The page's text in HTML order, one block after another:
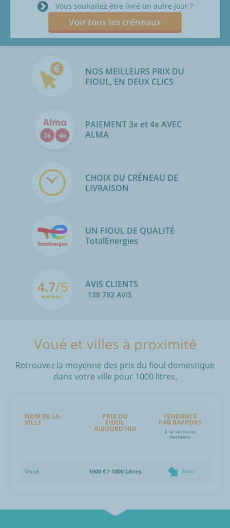
Vous souhaitez être livré un autre jour ?
Voir tous les créneaux
NOS MEILLEURS PRIX DU
FIOUL, EN DEUX CLICS
PAIEMENT 3x et 4x AVEC
ALMA
CHOIX DU CRÉNEAU DE
LIVRAISON
UN FIOUL DE QUALITÉ
TotalEnergies
4.7/5 AVIS CLIENTS
138 782 AVIS
Voué et villes à proximité
Retrouvez la moyenne des prix du fioul domestique
dans votre ville pour 1000 litres.
NOM DE LA
VILLE
PRIX DU
FIOUL
AUJOURD'HUI
TENDANCE
PAR RAPPORT
à la semaine
dernière
Voué 1600 € / 1000 Litres Baisse